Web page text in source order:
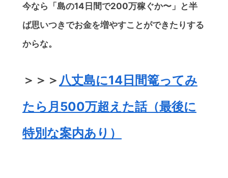
今なら「島の14日間で200万稼ぐか〜」と半
ば思いつきでお金を増やすことができたりする
からな。
＞＞＞ 八丈島に14日間篭ってみ
たら月500万超えた話（最後に
特別な案内あり）